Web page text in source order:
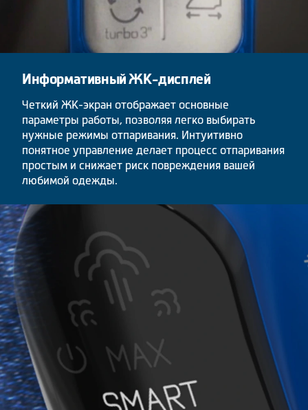
Информативный ЖК-дисплей
Четкий ЖК-экран отображает основные
параметры работы, позволяя легко выбирать
нужные режимы отпаривания. Интуитивно
понятное управление делает процесс отпаривания
простым и снижает риск повреждения вашей
любимой одежды.